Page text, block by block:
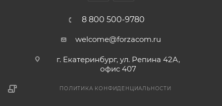
8 800 500-9780
welcome@forzacom.ru
г. Екатеринбург, ул. Репина 42А,
офис 407
ПОЛИТИКА КОНФИДЕНЦИАЛЬНОСТИ